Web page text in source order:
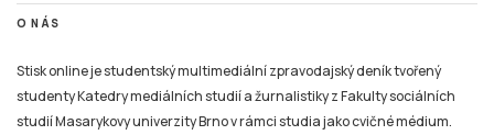
O NÁS
Stisk online je studentský multimediální zpravodajský deník tvořený
studenty Katedry mediálních studií a žurnalistiky z Fakulty sociálních
studií Masarykovy univerzity Brno v rámci studia jako cvičné médium.